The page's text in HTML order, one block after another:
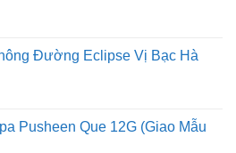
Đường Eclipse Vị Bạc Hà
Pusheen Que 12G (Giao Mẫu